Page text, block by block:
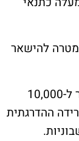
שקל נעשה לכאורה במטרה להישאר
הרגולציה בתחום הפכה למחמירה עוד יותר. בינואר 2026 ירד הרף המחייב הקצאת מספר ל-10,000
כי הירידה ההדרגתית